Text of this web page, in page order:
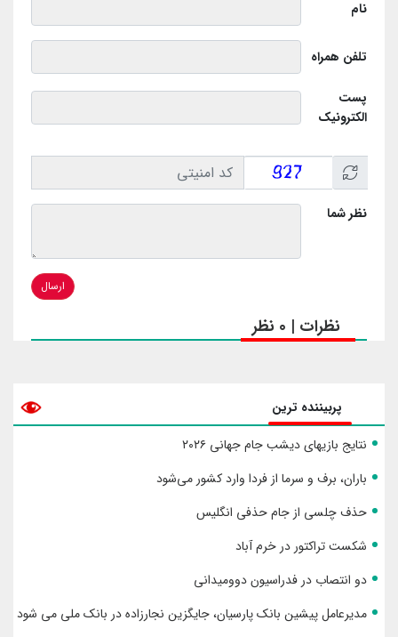
نام
تلفن همراه
پست
الکترونیک
نظر شما
ارسال
نظرات | 0 نظر
پربیننده ترین
نتایج بازیهای دیشب جام جهانی ۲۰۲۶
باران، برف و سرما از فردا وارد کشور می‌شود
حذف چلسی از جام حذفی انگلیس
شکست تراکتور در خرم آباد
دو انتصاب در فدراسیون دوومیدانی
مدیرعامل پیشین بانک پارسیان، جایگزین نجارزاده در بانک ملی می شود